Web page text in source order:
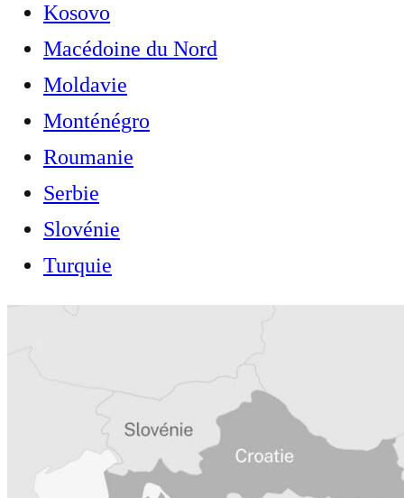
Kosovo
Macédoine du Nord
Moldavie
Monténégro
Roumanie
Serbie
Slovénie
Turquie